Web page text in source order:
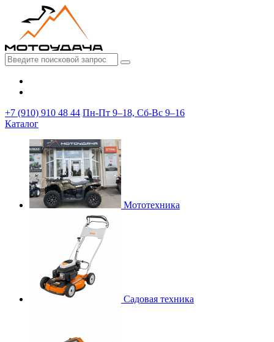
+7 (910) 910 48 44 Пн-Пт 9–18, Сб-Вс 9–16
Каталог
Мототехника
Садовая техника